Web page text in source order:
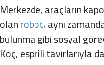
Merkezde, araçların
olanrobot,aynı
bulunma gibi sosyal
Koç, esprili tavırlarıyla